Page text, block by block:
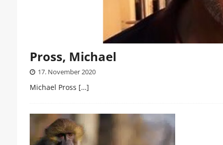
Pross, Michael
17. November 2020
Michael Pross […]